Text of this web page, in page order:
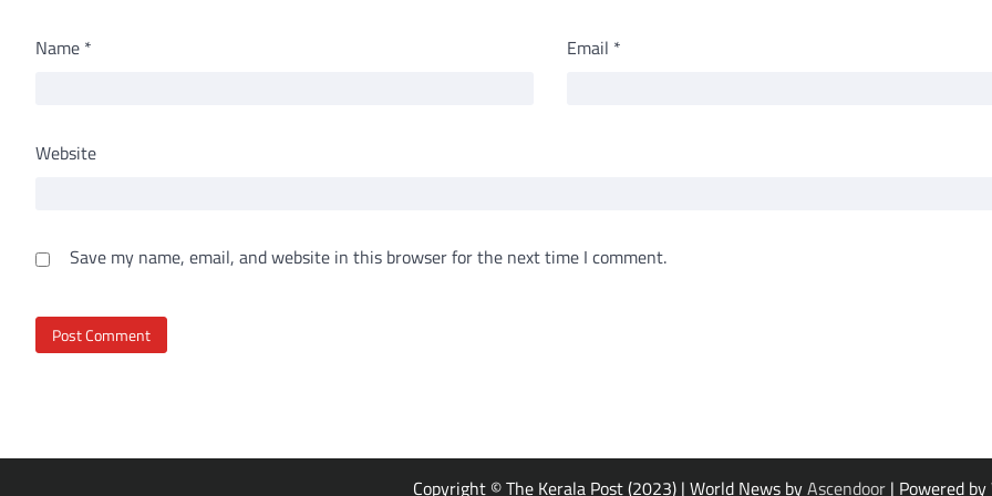
Name * Email *
Website
Save my name, email, and website in this browser for the next time I comment.
Copyright © The Kerala Post (2023) | World News byAscendoor | Powered by